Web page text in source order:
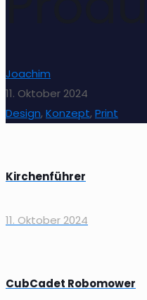
Joachim
11. Oktober 2024
Design,Konzept,Print
Kirchenführer
11. Oktober 2024
CubCadet Robomower